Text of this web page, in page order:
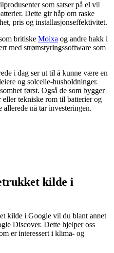
som satser på el vil
Dette gir håp om raske
pris og installasjonseffektivitet.
britiske Moixa og andre hakk i
med strømstyringssoftware som
i dag ser ut til å kunne være en
og solcelle-husholdninger.
først. Også de som bygger
eller tekniske rom til batterier og
nå tar investeringen.
kilde i
kilde i Google vil du blant annet
Discover. Dette hjelper oss
er interessert i klima- og